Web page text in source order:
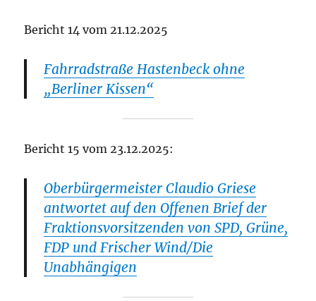
Bericht 14 vom 21.12.2025
Fahrradstraße Hastenbeck ohne
„Berliner Kissen“
Bericht 15 vom 23.12.2025:
Oberbürgermeister Claudio Griese
antwortet auf den Offenen Brief der
Fraktionsvorsitzenden von SPD, Grüne,
FDP und Frischer Wind/Die
Unabhängigen